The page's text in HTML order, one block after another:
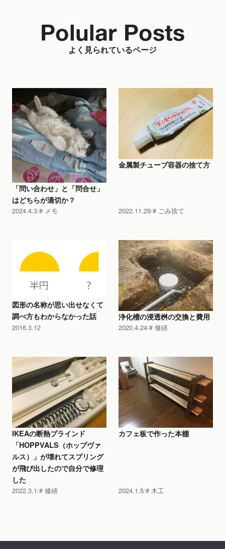
よく見られているページ
Polular Posts
「問い合わせ」と「問合せ」
はどちらが適切か？
2024.4.3 メモ
金属製チューブ容器の捨て方
2022.11.29 ごみ捨て
図形の名称が思い出せなくて
調べ方もわからなかった話
2016.3.12
浄化槽の浸透桝の交換と費用
2020.4.24 修繕
IKEAの断熱ブラインド
「HOPPVALS（ホップヴァ
ルス）」が壊れてスプリング
が飛び出したので自分で修理
した
2022.3.1 修繕
カフェ板で作った本棚
2024.1.5 木工